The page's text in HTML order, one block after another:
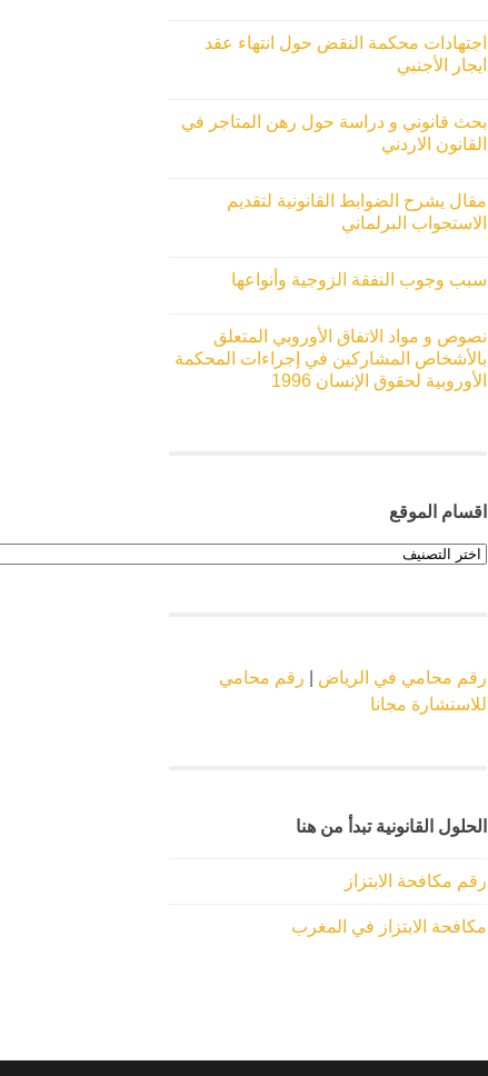
اجتهادات محكمة النقض حول انتهاء عقد
ايجار الأجنبي
بحث قانوني و دراسة حول رهن المتاجر في
القانون الاردني
مقال يشرح الضوابط القانونية لتقديم
الاستجواب البرلماني
سبب وجوب النفقة الزوجية وأنواعها
نصوص و مواد الاتفاق الأوروبي المتعلق
بالأشخاص المشاركين في إجراءات المحكمة
الأوروبية لحقوق الإنسان 1996
اقسام الموقع
اقسام
الموقع
رقم محامي في الرياض
رقم محامي
للاستشارة مجانا
الحلول القانونية تبدأ من هنا
رقم مكافحة الابتزاز
مكافحة الابتزاز في المغرب